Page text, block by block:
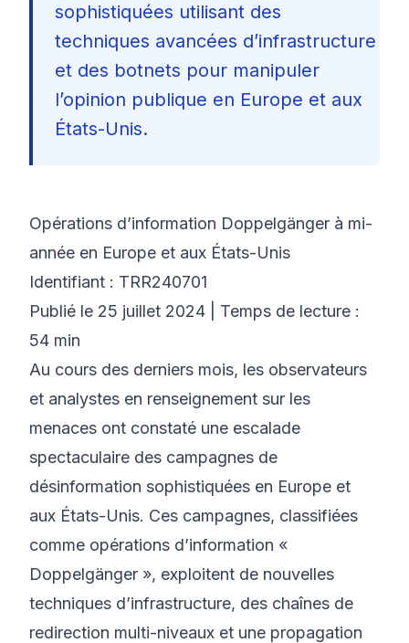
©2026 Bootcamp Cyber 8200
sophistiquées utilisant des
techniques avancées d’infrastructure
et des botnets pour manipuler
l’opinion publique en Europe et aux
États-Unis.
Opérations d’information Doppelgänger à mi-
année en Europe et aux États-Unis
Identifiant : TRR240701
Publié le 25 juillet 2024 | Temps de lecture :
54 min
Au cours des derniers mois, les observateurs
et analystes en renseignement sur les
menaces ont constaté une escalade
spectaculaire des campagnes de
désinformation sophistiquées en Europe et
aux États-Unis. Ces campagnes, classifiées
comme opérations d’information «
Doppelgänger », exploitent de nouvelles
techniques d’infrastructure, des chaînes de
redirection multi-niveaux et une propagation